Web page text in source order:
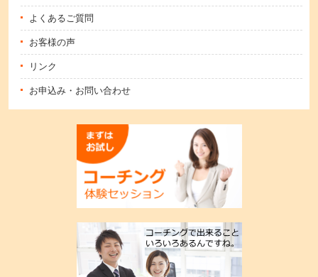
よくあるご質問
お客様の声
リンク
お申込み・お問い合わせ